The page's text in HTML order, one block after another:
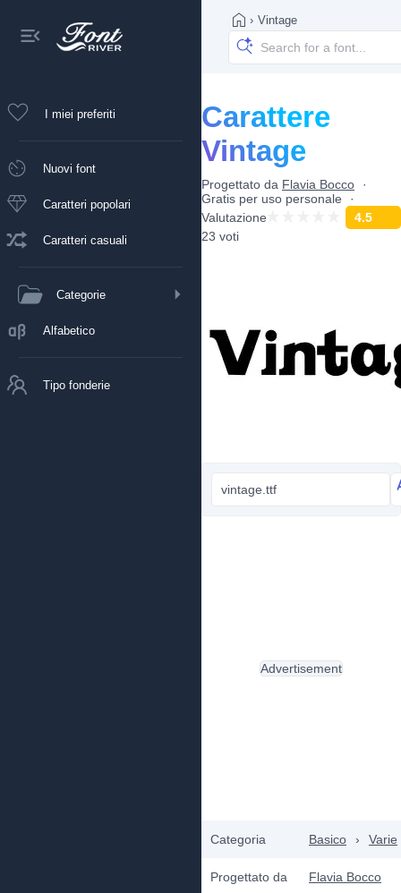
I miei preferiti
Nuovi font
Caratteri popolari
Caratteri casuali
Categorie
Alfabetico
Tipo fonderie
› Vintage
Carattere
Vintage
Progettato da Flavia Bocco
Gratis per uso personale
Valutazione
4.5
23 voti
vintage.ttf
Categoria Basico › Varie
Progettato da Flavia Bocco
Advertisement